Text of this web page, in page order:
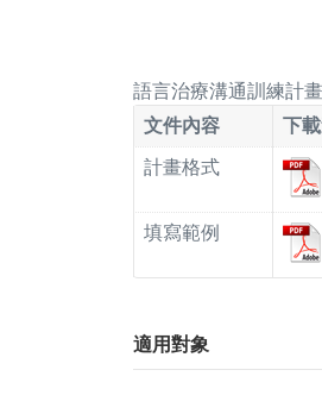
語言治療溝通訓練計
文件內容
下
計畫格式
填寫範例
適用對象